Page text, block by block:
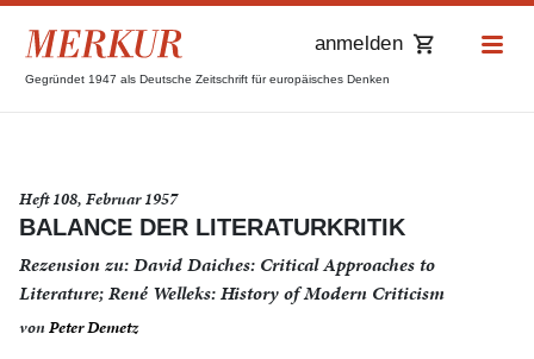
Gegründet 1947 als Deutsche Zeitschrift für europäisches Denken
anmelden
Heft 108, Februar 1957
BALANCE DER LITERATURKRITIK
Rezension zu: David Daiches: Critical Approaches to
Literature; René Welleks: History of Modern Criticism
vonPeter Demetz